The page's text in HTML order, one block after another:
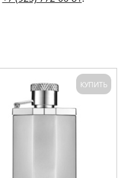
КУПИТЬ